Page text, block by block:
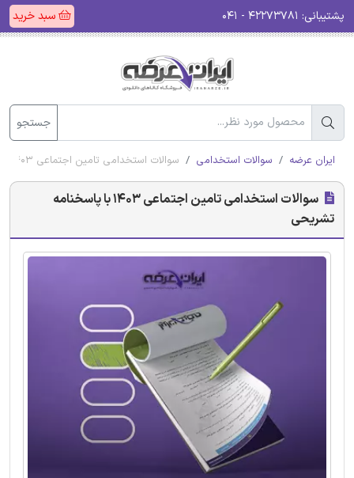
پشتیبانی: سبد خرید
جستجو
ایران عرضه سوالات استخدامی سوالات استخدامی تامین اجتماعی 1403 با پاسخنامه تشریحی
سوالات استخدامی تامین اجتماعی 1403 با پاسخنامه
تشریحی